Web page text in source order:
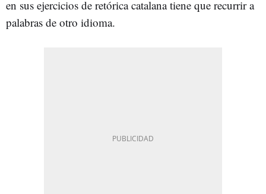
en sus ejercicios de retórica catalana tiene que recurrir a
palabras de otro idioma.